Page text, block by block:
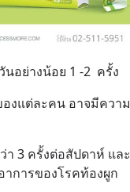
นอย่างน้อย 1 -2  ครั้ง
งแต่ละคน อาจมีความ
3 ครั้งต่อสัปดาห์ และ
การของโรคท้องผูก